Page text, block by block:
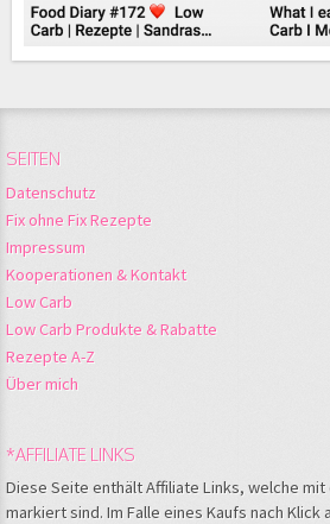
SEITEN
Datenschutz
Fix ohne Fix Rezepte
Impressum
Kooperationen & Kontakt
Low Carb
Low Carb Produkte & Rabatte
Rezepte A-Z
Über mich
*AFFILIATE LINKS
Diese Seite enthält Affiliate Links, welche mit
markiert sind. Im Falle eines Kaufs nach Klick